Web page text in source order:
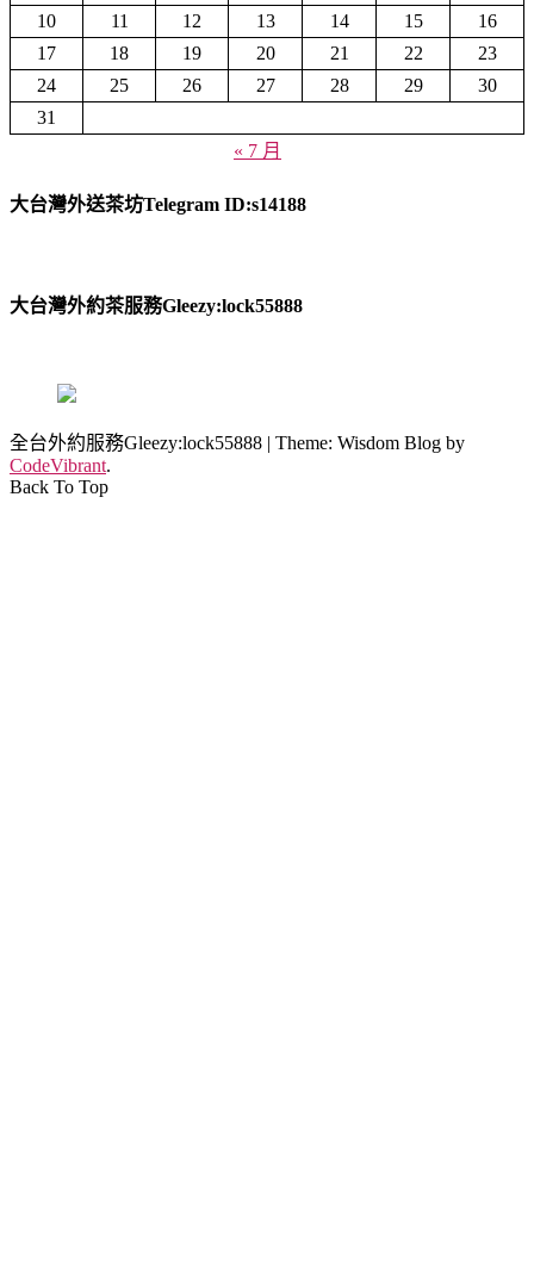
10
11 12 13 14 15
16
17
18 19 20 21 22
23
24
25 26 27 28 29
30
31
« 7 月
大台灣外送茶坊Telegram ID:s14188
大台灣外約茶服務Gleezy:lock55888
全台外約服務Gleezy:lock55888 | Theme: Wisdom Blog by
CodeVibrant.
Back To Top